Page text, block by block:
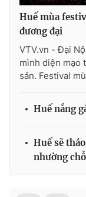
Huế mùa
đương đại
VTV.vn - Đại
mình diện mạo
sản. Festival
Huế nắng
Huế sẽ
nhường